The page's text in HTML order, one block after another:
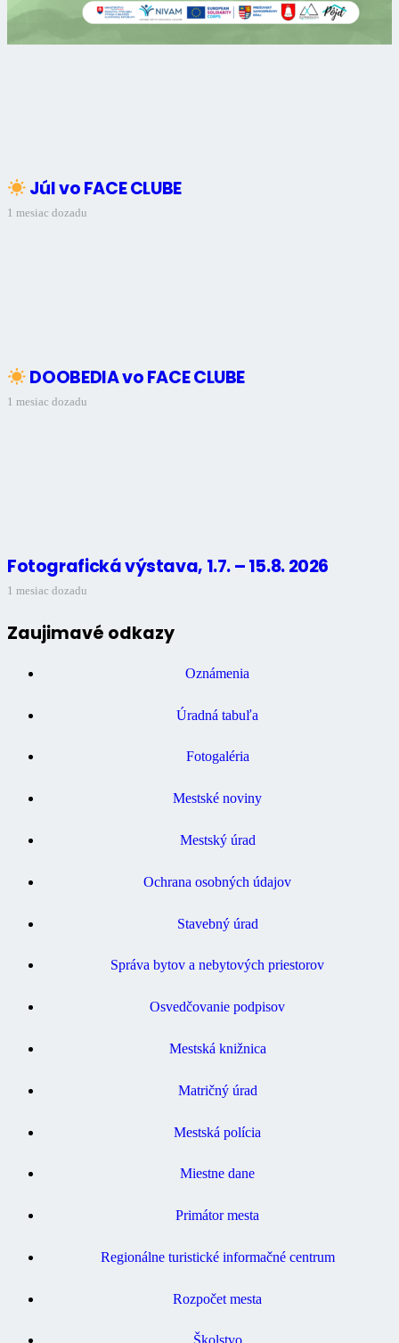
Júl vo FACE CLUBE
1 mesiac dozadu
DOOBEDIA vo FACE CLUBE
1 mesiac dozadu
Fotografická výstava, 1.7. – 15.8. 2026
1 mesiac dozadu
Zaujimavé odkazy
Oznámenia
Úradná tabuľa
Fotogaléria
Mestské noviny
Mestský úrad
Ochrana osobných údajov
Stavebný úrad
Správa bytov a nebytových priestorov
Osvedčovanie podpisov
Mestská knižnica
Matričný úrad
Mestská polícia
Miestne dane
Primátor mesta
Regionálne turistické informačné centrum
Rozpočet mesta